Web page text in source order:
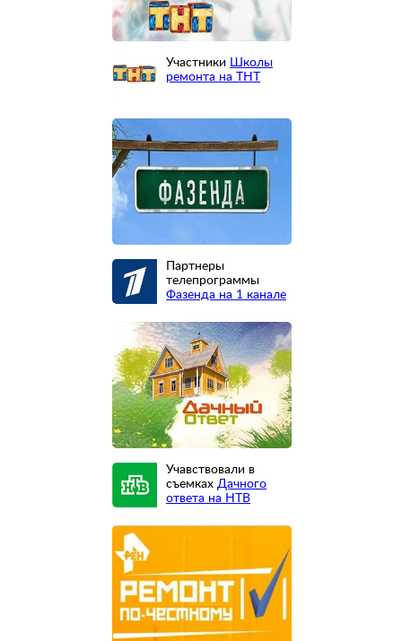
Участники Школы
ремонта на ТНТ
Партнеры
телепрограммы
Фазенда на 1 канале
Учавствовали в
съемках Дачного
ответа на НТВ